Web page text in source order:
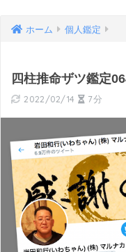
ホーム 個人鑑定
四柱推命ザツ鑑定
2022/02/14 7分